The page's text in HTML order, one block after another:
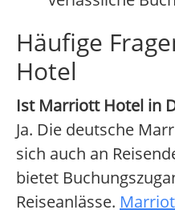
Häufige
Hotel
Ist Marriott Hotel in
Ja. Die deutsche
sich auch an
bietet
Reiseanlässe.